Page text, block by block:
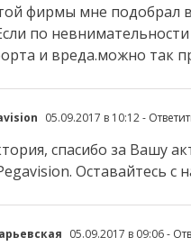
фирмы мне подобрал
по
и вреда.можно так
05.09.2017 в 10:12-
спасибо за Вашу
Оставайтесь с
05.09.2017 в 09:06-